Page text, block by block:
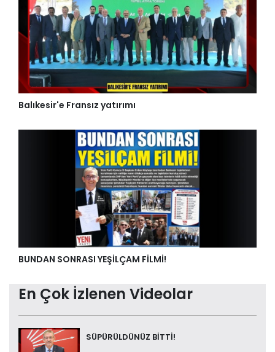
Balıkesir'e Fransız yatırımı
BUNDAN SONRASI YEŞİLÇAM FİLMİ!
En Çok İzlenen Videolar
SÜPÜRÜLDÜNÜZ BİTTİ!